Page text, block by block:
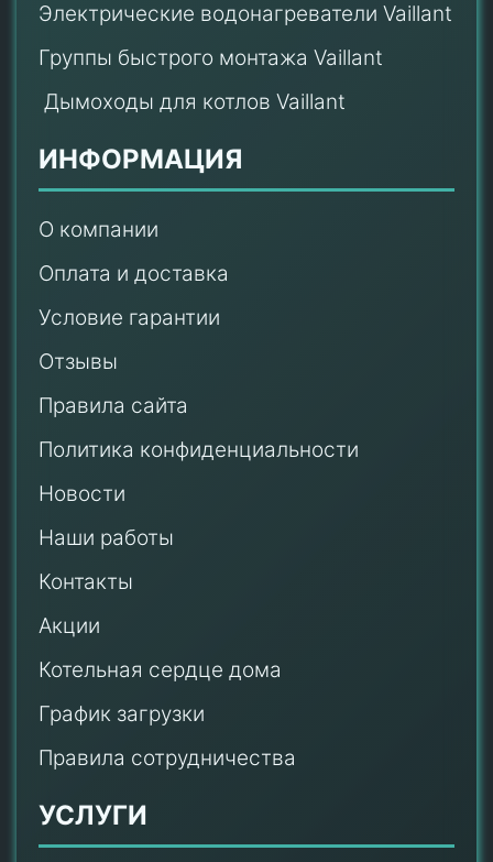
Электрические водонагреватели Vaillant
Группы быстрого монтажа Vaillant
Дымоходы для котлов Vaillant
ИНФОРМАЦИЯ
О компании
Оплата и доставка
Условие гарантии
Отзывы
Правила сайта
Политика конфиденциальности
Новости
Наши работы
Контакты
Акции
Котельная сердце дома
График загрузки
Правила сотрудничества
УСЛУГИ